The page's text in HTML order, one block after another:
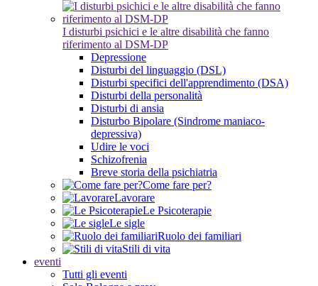
I disturbi psichici e le altre disabilità che fanno
riferimento al DSM-DP
Depressione
Disturbi del linguaggio (DSL)
Disturbi specifici dell'apprendimento (DSA)
Disturbi della personalità
Disturbi di ansia
Disturbo Bipolare (Sindrome maniaco-
depressiva)
Udire le voci
Schizofrenia
Breve storia della psichiatria
Come fare per?
Lavorare
Le Psicoterapie
Le sigle
Ruolo dei familiari
Stili di vita
eventi
Tutti gli eventi